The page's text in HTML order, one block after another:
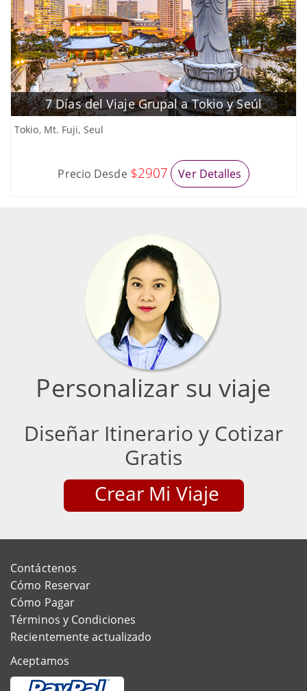
7 Días del Viaje Grupal a Tokio y Seúl
Tokio, Mt. Fuji, Seul
Precio Desde $2907 Ver Detalles
Personalizar su viaje
Diseñar Itinerario y Cotizar
Gratis
Crear Mi Viaje
Contáctenos
Cómo Reservar
Cómo Pagar
Términos y Condiciones
Recientemente actualizado
Aceptamos